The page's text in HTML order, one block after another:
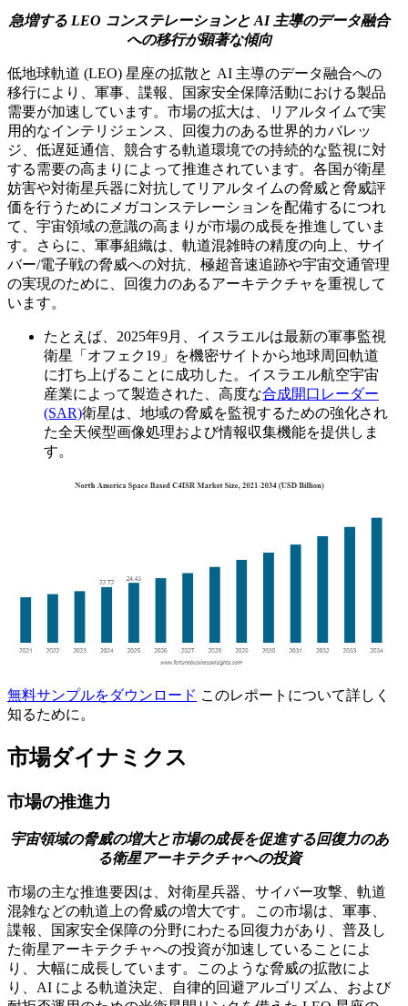
急増する LEO コンステレーションと AI 主導のデータ融合
への移行が顕著な傾向
低地球軌道 (LEO) 星座の拡散と AI 主導のデータ融合への
移行により、軍事、諜報、国家安全保障活動における製品
需要が加速しています。市場の拡大は、リアルタイムで実
用的なインテリジェンス、回復力のある世界的カバレッ
ジ、低遅延通信、競合する軌道環境での持続的な監視に対
する需要の高まりによって推進されています。各国が衛星
妨害や対衛星兵器に対抗してリアルタイムの脅威と脅威評
価を行うためにメガコンステレーションを配備するにつれ
て、宇宙領域の意識の高まりが市場の成長を推進していま
す。さらに、軍事組織は、軌道混雑時の精度の向上、サイ
バー/電子戦の脅威への対抗、極超音速追跡や宇宙交通管理
の実現のために、回復力のあるアーキテクチャを重視して
います。
たとえば、2025年9月、イスラエルは最新の軍事監視
衛星「オフェク19」を機密サイトから地球周回軌道
に打ち上げることに成功した。イスラエル航空宇宙
産業によって製造された、高度な合成開口レーダー
(SAR)衛星は、地域の脅威を監視するための強化され
た全天候型画像処理および情報収集機能を提供しま
す。
無料サンプルをダウンロード このレポートについて詳しく
知るために。
市場ダイナミクス
市場の推進力
宇宙領域の脅威の増大と市場の成長を促進する回復力のあ
る衛星アーキテクチャへの投資
市場の主な推進要因は、対衛星兵器、サイバー攻撃、軌道
混雑などの軌道上の脅威の増大です。この市場は、軍事、
諜報、国家安全保障の分野にわたる回復力があり、普及し
た衛星アーキテクチャへの投資が加速していることによ
り、大幅に成長しています。このような脅威の拡散によ
り、AI による軌道決定、自律的回避アルゴリズム、および